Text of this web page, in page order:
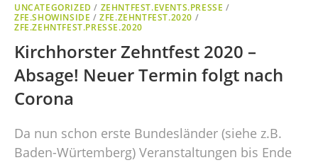
UNCATEGORIZED / ZEHNTFEST.EVENTS.PRESSE /
ZFE.SHOWINSIDE /ZFE.ZEHNTFEST.2020 /
ZFE.ZEHNTFEST.PRESSE.2020
Kirchhorster Zehntfest 2020 –
Absage! Neuer Termin folgt nach
Corona
Da nun schon erste Bundesländer (siehe z.B.
Baden-Würtemberg) Veranstaltungen bis Ende